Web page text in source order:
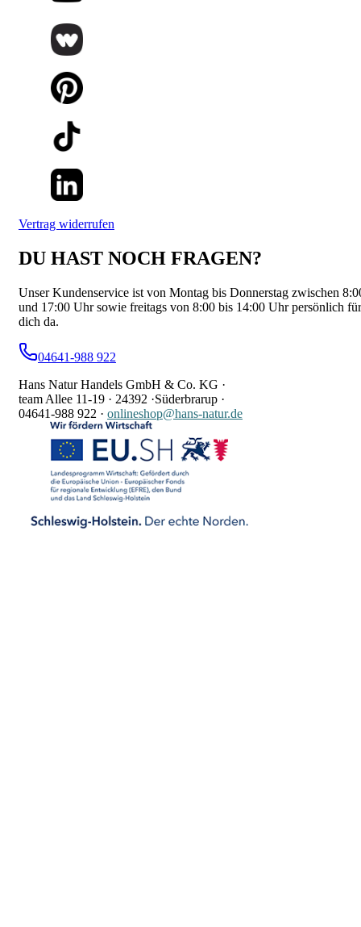
Vertrag widerrufen
DU HAST NOCH FRAGEN?
Unser Kundenservice ist von Montag bis Donnerstag zwischen
und 17:00 Uhr sowie freitags von 8:00 bis 14:00 Uhr persönlich für
dich da.
04641-988 922
Hans Natur Handels GmbH & Co. KG ·
team Allee 11-19 · 24392 ·Süderbrarup ·
04641-988 922 · onlineshop@hans-natur.de